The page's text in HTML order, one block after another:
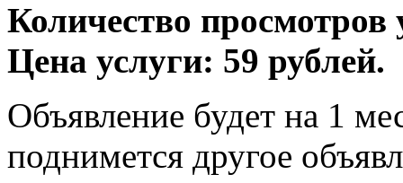
Количество просмотров
Цена услуги: 59 рублей.
Объявление будет на 1
поднимется другое